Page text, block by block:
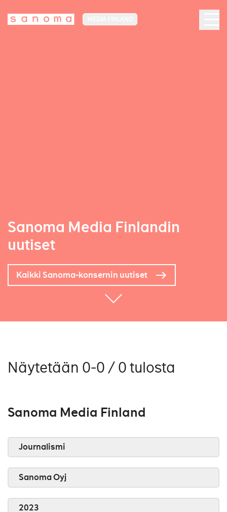
Sanoma Media Finlandin
uutiset
Kaikki Sanoma-konsernin uutiset
Näytetään 0-0 / 0 tulosta
Sanoma Media Finland
Journalismi
Sanoma Oyj
2023